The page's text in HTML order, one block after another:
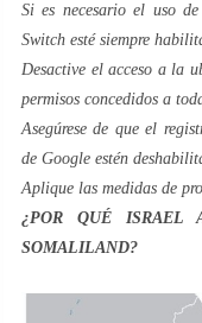
Si es necesario el uso
Switch esté siempre
Desactive el acceso a la
permisos concedidos a
Asegúrese de que el
de Google estén
Aplique las medidas de
¿POR QUÉ ISRAEL
SOMALILAND?